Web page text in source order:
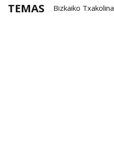
TEMAS Bizkaiko Txakolina